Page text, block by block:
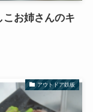
お姉さんのキ
アウトドア鉄板